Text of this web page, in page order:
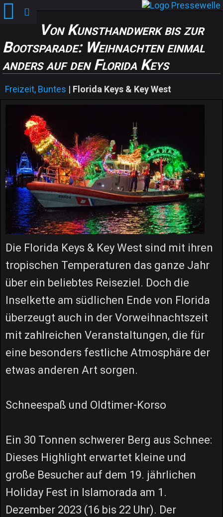
Von Kunsthandwerk bis zur
Bootsparade: Weihnachten einmal
anders auf den Florida Keys
Freizeit, Buntes | Florida Keys & Key West
Die Florida Keys & Key West sind mit ihren
tropischen Temperaturen das ganze Jahr
über ein beliebtes Reiseziel. Doch die
Inselkette am südlichen Ende von Florida
überzeugt auch in der Vorweihnachtszeit
mit zahlreichen Veranstaltungen, die für
eine besonders festliche Atmosphäre der
etwas anderen Art sorgen.
Schneespaß und Oldtimer-Korso
Ein 30 Tonnen schwerer Berg aus Schnee:
Dieses Highlight erwartet kleine und
große Besucher auf dem 19. jährlichen
Holiday Fest in Islamorada am 1.
Dezember 2023 (16 bis 22 Uhr). Der